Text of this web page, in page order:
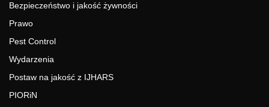
Bezpieczeństwo i jakość żywności
Prawo
Pest Control
Wydarzenia
Postaw na jakość z IJHARS
PIORiN